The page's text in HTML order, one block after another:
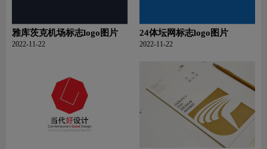
雅库茨克机场标志logo图片
2022-11-22
24体坛网标志logo图片
2022-11-22